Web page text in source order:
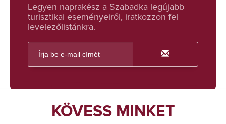
Legyen naprakész a Szabadka legújabb
turisztikai eseményeiről, iratkozzon fel
levelezőlistánkra.
KÖVESS MINKET